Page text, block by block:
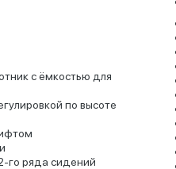
с ёмкостью для
по высоте
го ряда сидений